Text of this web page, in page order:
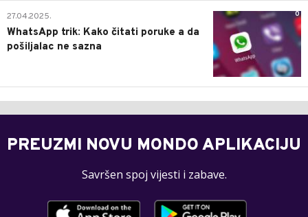
0
27.04.2025.
WhatsApp trik: Kako čitati poruke a da
pošiljalac ne sazna
PREUZMI NOVU MONDO APLIKACIJU
Savršen spoj vijesti i zabave.